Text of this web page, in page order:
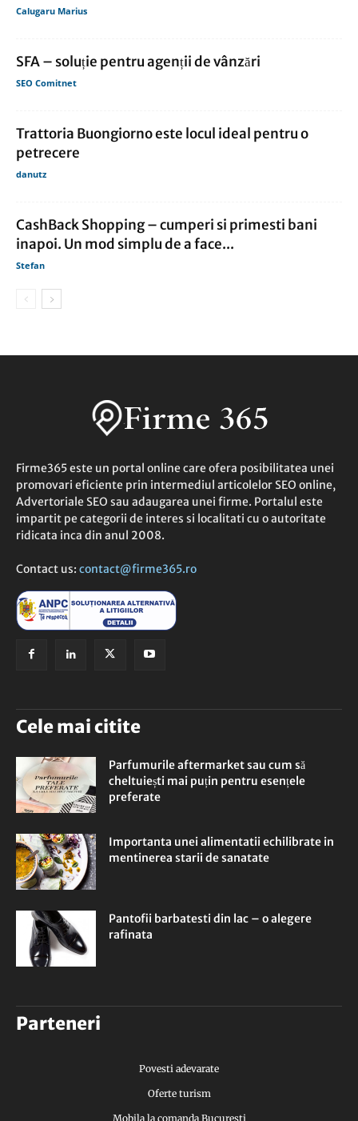
Calugaru Marius
SFA – soluție pentru agenții de vânzări
SEO Comitnet
Trattoria Buongiorno este locul ideal pentru o
petrecere
danutz
CashBack Shopping – cumperi si primesti bani
inapoi. Un mod simplu de a face...
Stefan
Firme365 este un portal online care ofera posibilitatea unei
promovari eficiente prin intermediul articolelor SEO online,
Advertoriale SEO sau adaugarea unei firme. Portalul este
impartit pe categorii de interes si localitati cu o autoritate
ridicata inca din anul 2008.
Contact us: contact@firme365.ro
Cele mai citite
Parfumurile aftermarket sau cum să
cheltuiești mai puțin pentru esențele
preferate
Importanta unei alimentatii echilibrate in
mentinerea starii de sanatate
Pantofii barbatesti din lac – o alegere
rafinata
Parteneri
Povesti adevarate
Oferte turism
Mobila la comanda Bucuresti